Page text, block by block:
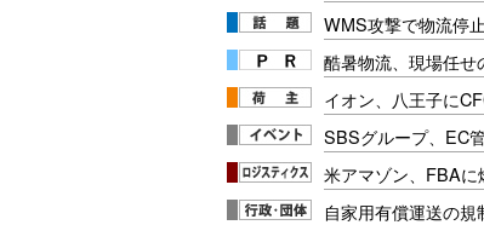
WMS攻撃で物流停
酷暑物流、現場任せ
イオン、八王子に
SBSグループ、EC
米アマゾン、FBAに
自家用有償運送の